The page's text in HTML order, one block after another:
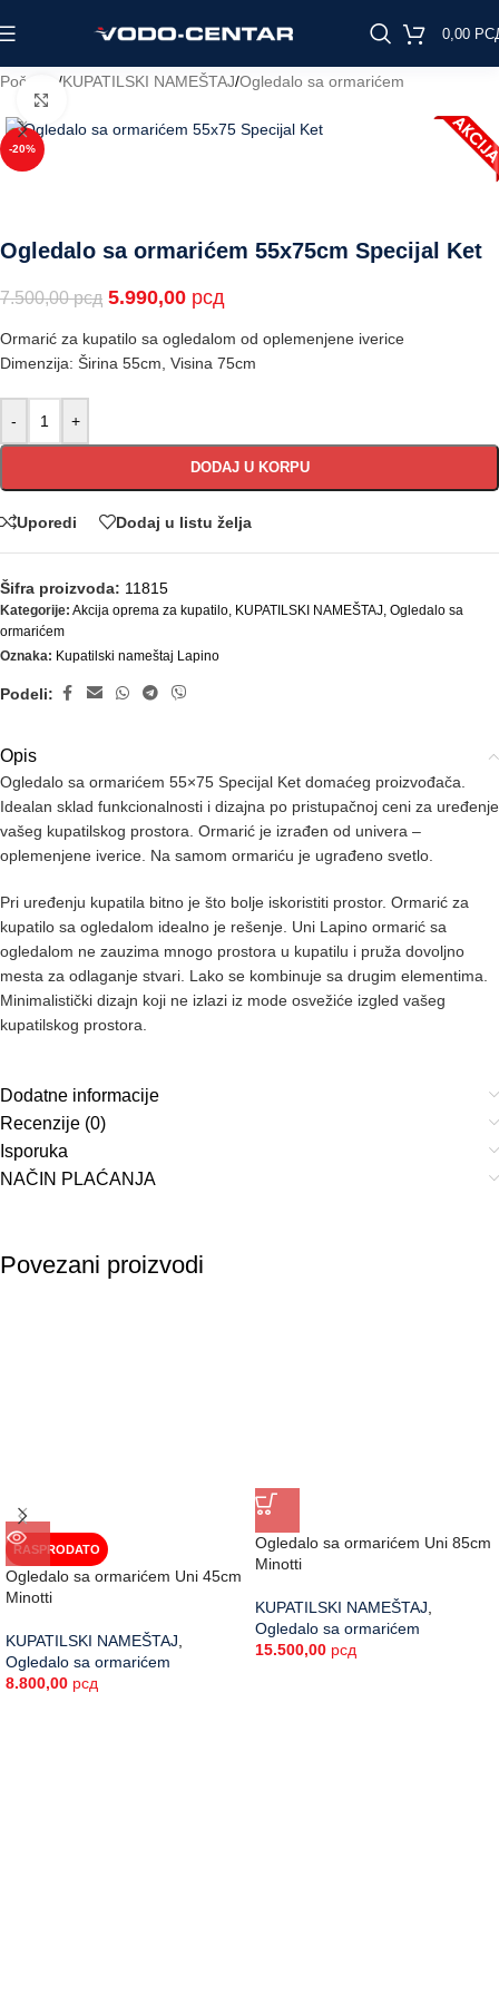
0,00
Početna /KUPATILSKI NAMEŠTAJ/Ogledalo sa ormarićem
-20%
Ogledalo sa ormarićem 55x75cm Specijal Ket
7.500,00рсд 5.990,00 рсд
Ormarić za kupatilo sa ogledalom od oplemenjene iverice
Dimenzija: Širina 55cm, Visina 75cm
- +
DODAJ U KORPU
Uporedi Dodaj u listu želja
Šifra proizvoda: 11815
Kategorije: Akcija oprema za kupatilo, KUPATILSKI NAMEŠTAJ, Ogledalo sa
ormarićem
Oznaka: Kupatilski nameštaj Lapino
Podeli:
Opis
Ogledalo sa ormarićem 55×75 Specijal Ket domaćeg proizvođača.
Idealan sklad funkcionalnosti i dizajna po pristupačnoj ceni za uređenje
vašeg kupatilskog prostora. Ormarić je izrađen od univera –
oplemenjene iverice. Na samom ormariću je ugrađeno svetlo.
Pri uređenju kupatila bitno je što bolje iskoristiti prostor. Ormarić za
kupatilo sa ogledalom idealno je rešenje. Uni Lapino ormarić sa
ogledalom ne zauzima mnogo prostora u kupatilu i pruža dovoljno
mesta za odlaganje stvari. Lako se kombinuje sa drugim elementima.
Minimalistički dizajn koji ne izlazi iz mode osvežiće izgled vašeg
kupatilskog prostora.
Dodatne informacije
Recenzije (0)
Isporuka
NAČIN PLAĆANJA
Povezani proizvodi
RASPRODATO
Ogledalo sa ormarićem Uni 45cm
Minotti
KUPATILSKI NAMEŠTAJ
Ogledalo sa ormarićem
8.800,00 рсд
Ogledalo sa ormarićem Uni 85cm
Minotti
KUPATILSKI NAMEŠTAJ
Ogledalo sa ormarićem
15.500,00 рсд